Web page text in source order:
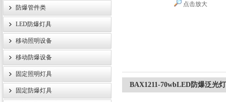
浙江旗本电气有限公司
防爆管件类
LED防爆灯具
移动照明设备
移动防爆设备
固定照明灯具
固定防爆灯具
点击放大
BAX1211-70wbLED防爆泛光